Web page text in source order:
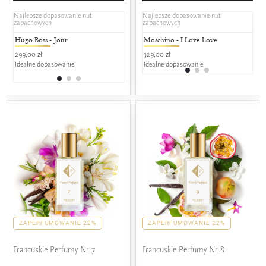
Najlepsze dopasowanie nut
zapachowych
Hugo Boss - Jour
299,00 zł
Idealne dopasowanie
Gabriela Sabatini - Gabriela
Sabatini
179,00 zł
25% wspólnych nut zapachowych
Najlepsze dopasowanie nut
zapachowych
Moschino - I Love Love
329,00 zł
Idealne dopasowanie
ZAPERFUMOWANIE 22%
Francuskie Perfumy Nr 7
ZAPERFUMOWANIE 22%
Francuskie Perfumy Nr 8